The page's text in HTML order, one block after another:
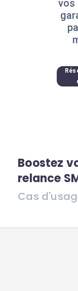
vos
Boostez
relance
Cas